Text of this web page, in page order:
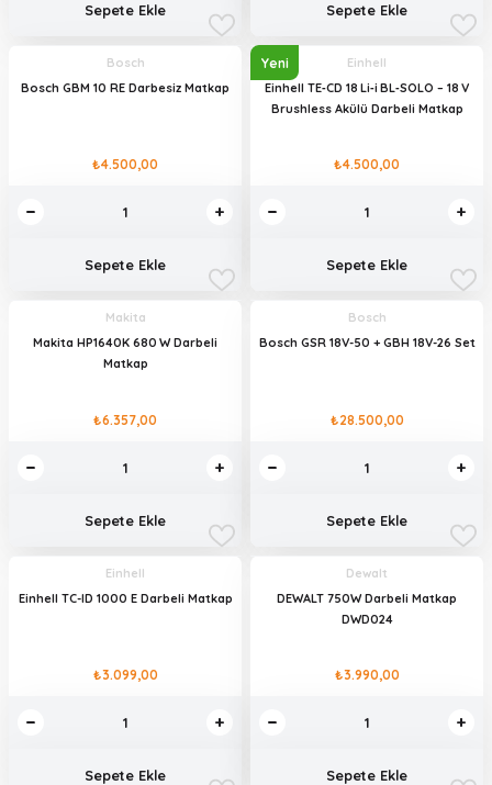
Sepete Ekle Sepete Ekle
Bosch
Bosch GBM 10 RE Darbesiz Matkap
₺4.500,00
Sepete Ekle
Yeni
Einhell
Einhell TE‑CD 18 Li‑i BL‑SOLO – 18 V
Brushless Akülü Darbeli Matkap
₺4.500,00
Sepete Ekle
Makita
Makita HP1640K 680 W Darbeli
Matkap
₺6.357,00
Sepete Ekle
Bosch
Bosch GSR 18V-50 + GBH 18V-26 Set
₺28.500,00
Sepete Ekle
Einhell
Einhell TC-ID 1000 E Darbeli Matkap
₺3.099,00
Sepete Ekle
Dewalt
DEWALT 750W Darbeli Matkap
DWD024
₺3.990,00
Sepete Ekle